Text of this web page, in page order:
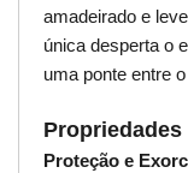
amadeirado e
única desperta o
uma ponte entre
Proteção e